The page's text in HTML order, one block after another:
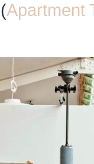
(Apartment